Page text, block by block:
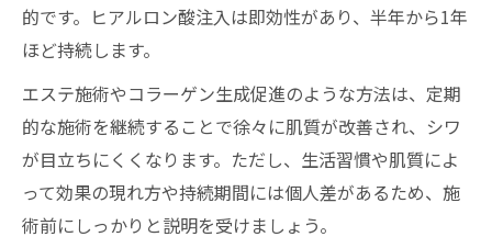
的です。ヒアルロン酸注入は即効性があり、半年から1年
ほど持続します。
エステ施術やコラーゲン生成促進のような方法は、定期
的な施術を継続することで徐々に肌質が改善され、シワ
が目立ちにくくなります。ただし、生活習慣や肌質によ
って効果の現れ方や持続期間には個人差があるため、施
術前にしっかりと説明を受けましょう。